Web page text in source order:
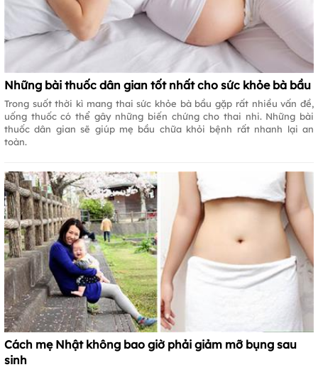
Những bài thuốc dân gian tốt nhất cho sức khỏe bà bầu
Trong suốt thời kì mang thai sức khỏe bà bầu gặp rất nhiều vấn đề,
uống thuốc có thể gây những biến chứng cho thai nhi. Những bài
thuốc dân gian sẽ giúp mẹ bầu chữa khỏi bệnh rất nhanh lại an
toàn.
Cách mẹ Nhật không bao giờ phải giảm mỡ bụng sau
sinh